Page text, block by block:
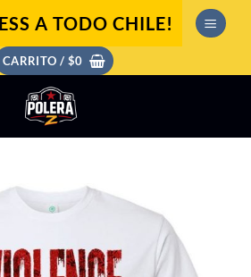
A TODO CHILE!
CARRITO / $0